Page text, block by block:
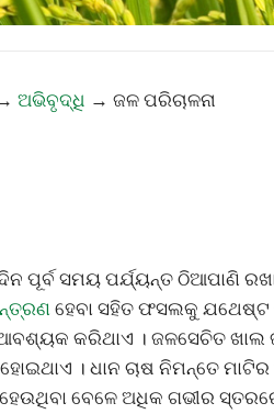
ଅଭିବୃଦ୍ଧି → ଜଳ ପରିଚାଳନା
ପୂର୍ବ ସମୟ ପର୍ଯ୍ୟନ୍ତ ଠିଆପାଣି
ହେବା ସହିତ ଫସଲକୁ ଯଥେଷ୍ଟ
କରିଥାଏ । ଜଳସେଚିତ ଖାଲ
। ଧାନ ଚାଷ ନିମନ୍ତେ
ବେଳେ ଅଧିକ ଗଭୀର